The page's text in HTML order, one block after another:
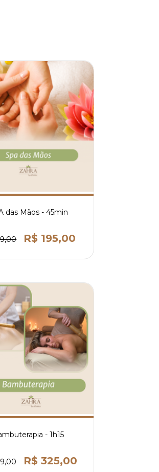
das Mãos - 45min
R$ 195,00
- 1h15
R$ 325,00